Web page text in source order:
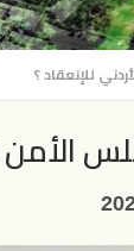
للإنعقاد ؟